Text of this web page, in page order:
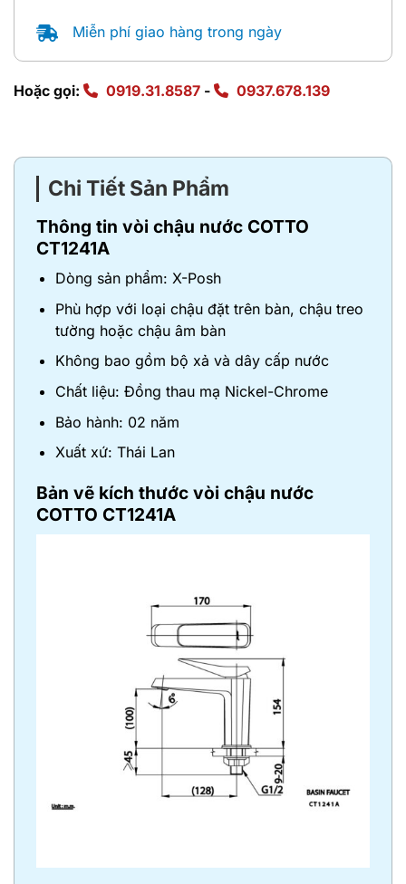
Miễn phí giao hàng trong ngày
Hoặc gọi: 0919.31.8587 - 0937.678.139
Chi Tiết Sản Phẩm
Thông tin vòi chậu nước COTTO
CT1241A
Dòng sản phẩm: X-Posh
Phù hợp với loại chậu đặt trên bàn, chậu treo
tường hoặc chậu âm bàn
Không bao gồm bộ xả và dây cấp nước
Chất liệu: Đồng thau mạ Nickel-Chrome
Bảo hành: 02 năm
Xuất xứ: Thái Lan
Bản vẽ kích thước vòi chậu nước
COTTO CT1241A